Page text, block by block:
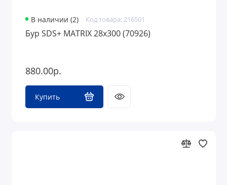
В наличии (2) Код товара: 216501
Бур SDS+ MATRIX 28х300 (70926)
880.00р.
Купить